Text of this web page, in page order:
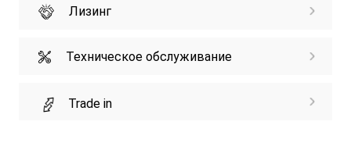
Лизинг
Техническое обслуживание
Trade in